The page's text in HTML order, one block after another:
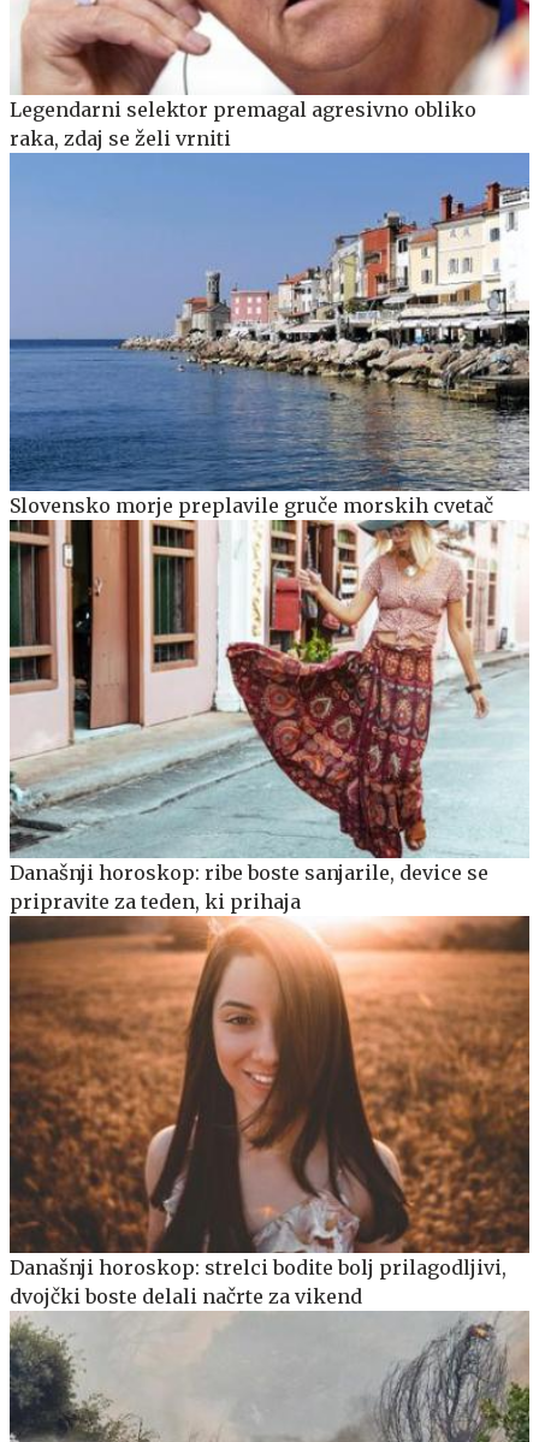
Legendarni selektor premagal agresivno obliko
raka, zdaj se želi vrniti
Slovensko morje preplavile gruče morskih cvetač
Današnji horoskop: ribe boste sanjarile, device se
pripravite za teden, ki prihaja
Današnji horoskop: strelci bodite bolj prilagodljivi,
dvojčki boste delali načrte za vikend